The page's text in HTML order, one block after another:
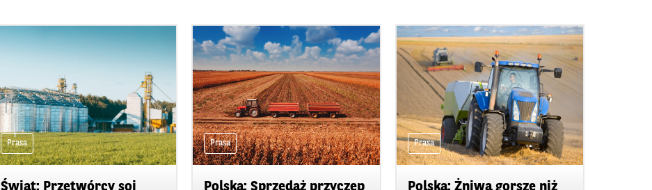
Prasa
Świat: Przetwórcy soi
Prasa
Polska: Sprzedaż przyczep
Prasa
Polska: Żniwa gorsze niż